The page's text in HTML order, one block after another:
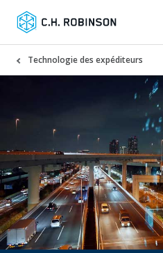
Technologie des expéditeurs